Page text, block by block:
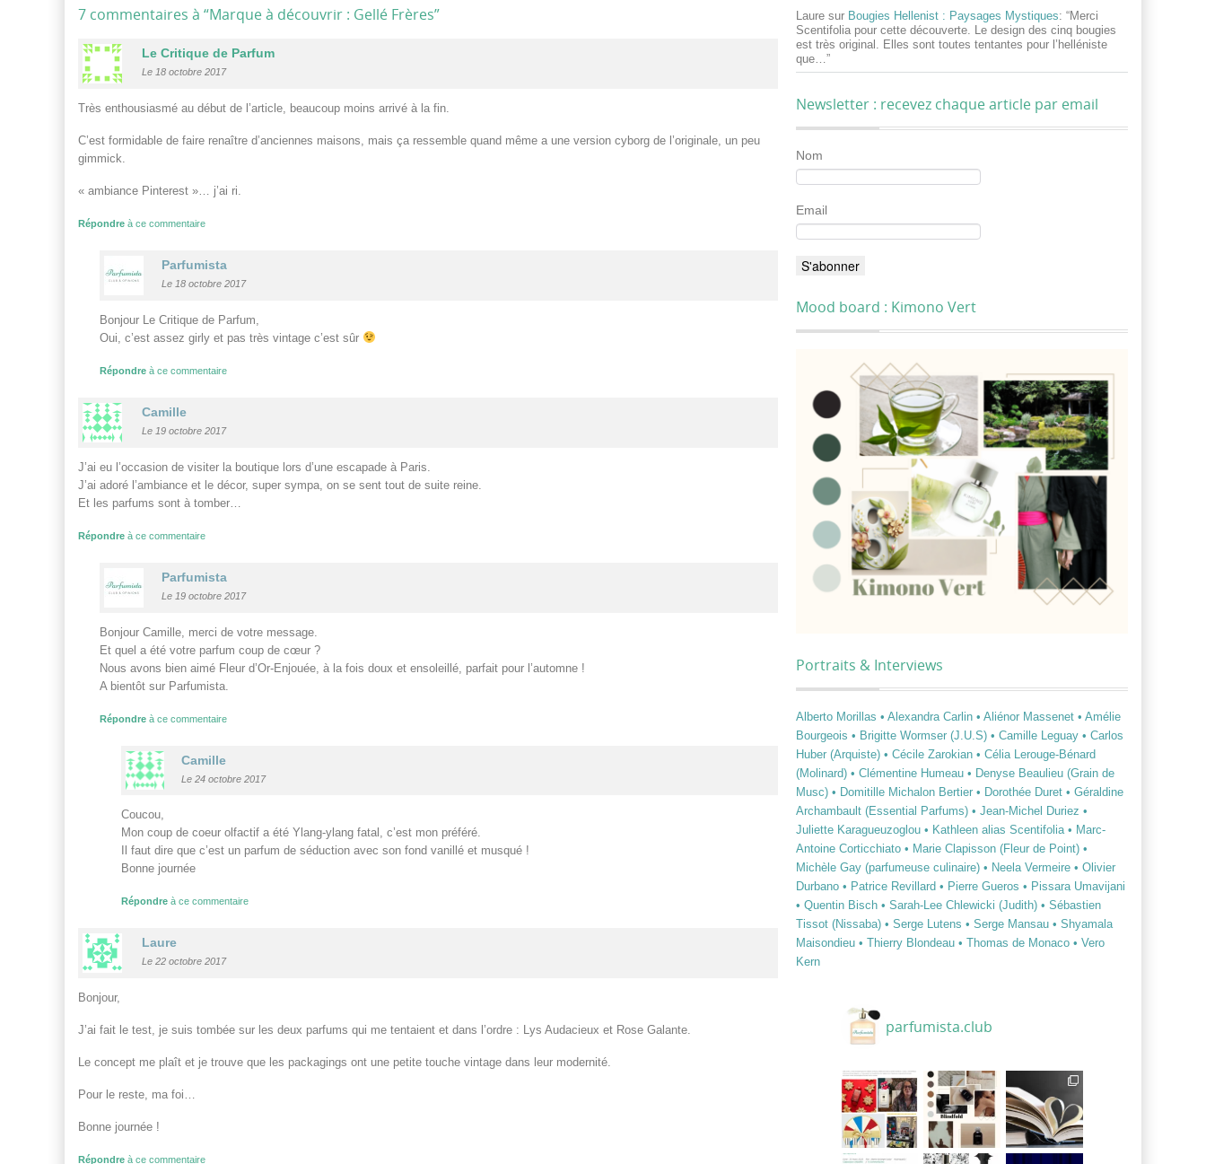
7 commentaires à “Marque à découvrir : Gellé Frères”
Le Critique de Parfum
Le 18 octobre 2017
Très enthousiasmé au début de l’article, beaucoup moins arrivé à la fin.
C’est formidable de faire renaître d’anciennes maisons, mais ça ressemble quand même a une version cyborg de l’originale, un peu
gimmick.
« ambiance Pinterest »… j’ai ri.
Répondre à ce commentaire
Parfumista
Le 18 octobre 2017
Bonjour Le Critique de Parfum,
Oui, c’est assez girly et pas très vintage c’est sûr
Répondre à ce commentaire
Camille
Le 19 octobre 2017
J’ai eu l’occasion de visiter la boutique lors d’une escapade à Paris.
J’ai adoré l’ambiance et le décor, super sympa, on se sent tout de suite reine.
Et les parfums sont à tomber…
Répondre à ce commentaire
Parfumista
Le 19 octobre 2017
Bonjour Camille, merci de votre message.
Et quel a été votre parfum coup de cœur ?
Nous avons bien aimé Fleur d’Or-Enjouée, à la fois doux et ensoleillé, parfait pour l’automne !
A bientôt sur Parfumista.
Répondre à ce commentaire
Camille
Le 24 octobre 2017
Coucou,
Mon coup de coeur olfactif a été Ylang-ylang fatal, c’est mon préféré.
Il faut dire que c’est un parfum de séduction avec son fond vanillé et musqué !
Bonne journée
Répondre à ce commentaire
Laure
Le 22 octobre 2017
Bonjour,
J’ai fait le test, je suis tombée sur les deux parfums qui me tentaient et dans l’ordre : Lys Audacieux et Rose Galante.
Le concept me plaît et je trouve que les packagings ont une petite touche vintage dans leur modernité.
Pour le reste, ma foi…
Bonne journée !
Répondre à ce commentaire
Laure sur Bougies Hellenist : Paysages Mystiques: “Merci
Scentifolia pour cette découverte. Le design des cinq bougies
est très original. Elles sont toutes tentantes pour l’helléniste
que… ”
Newsletter : recevez chaque article par email
Nom
Email
Mood board : Kimono Vert
Portraits & Interviews
Alberto Morillas • Alexandra Carlin • Aliénor Massenet • Amélie
Bourgeois • Brigitte Wormser (J.U.S) • Camille Leguay • Carlos
Huber (Arquiste) • Cécile Zarokian • Célia Lerouge-Bénard
(Molinard) • Clémentine Humeau • Denyse Beaulieu (Grain de
Musc) • Domitille Michalon Bertier • Dorothée Duret • Géraldine
Archambault (Essential Parfums) • Jean-Michel Duriez •
Juliette Karagueuzoglou • Kathleen alias Scentifolia • Marc-
Antoine Corticchiato • Marie Clapisson (Fleur de Point) •
Michèle Gay (parfumeuse culinaire) • Neela Vermeire • Olivier
Durbano • Patrice Revillard • Pierre Gueros • Pissara Umavijani
• Quentin Bisch • Sarah-Lee Chlewicki (Judith) • Sébastien
Tissot (Nissaba) • Serge Lutens • Serge Mansau • Shyamala
Maisondieu • Thierry Blondeau • Thomas de Monaco • Vero
Kern
parfumista.club